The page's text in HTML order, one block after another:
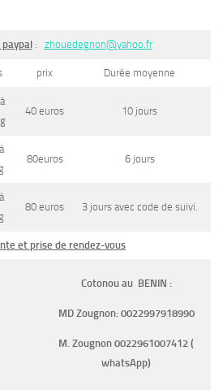
: zhouedegnon@yahoo.fr
prix Durée moyenne
40 euros 10 jours
80euros 6 jours
80 euros 3 jours avec code de suivi.
et prise de rendez-vous
Cotonou au BENIN :
MD Zougnon: 0022997918990
M. Zougnon 0022961007412 (
whatsApp)